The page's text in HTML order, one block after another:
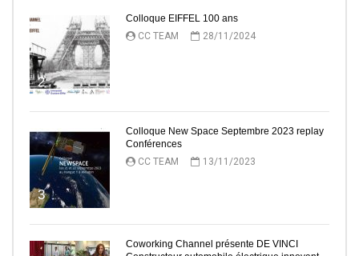
2
Colloque EIFFEL 100 ans
CC TEAM
28/11/2024
3
Colloque New Space Septembre 2023 replay
Conférences
CC TEAM
13/11/2023
Coworking Channel présente DE VINCI